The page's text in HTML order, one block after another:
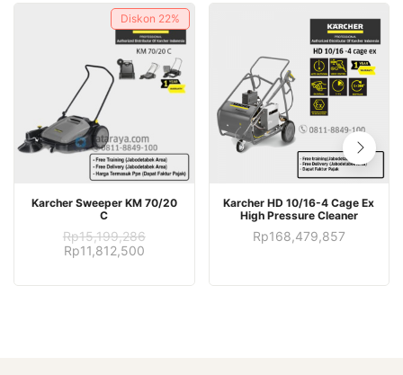
Diskon 22%
Karcher Sweeper KM 70/20
C
Rp15,199,286
Harga
Rp11,812,500Harga
Karcher HD 10/16-4 Cage Ex
High Pressure Cleaner
Rp168,479,857